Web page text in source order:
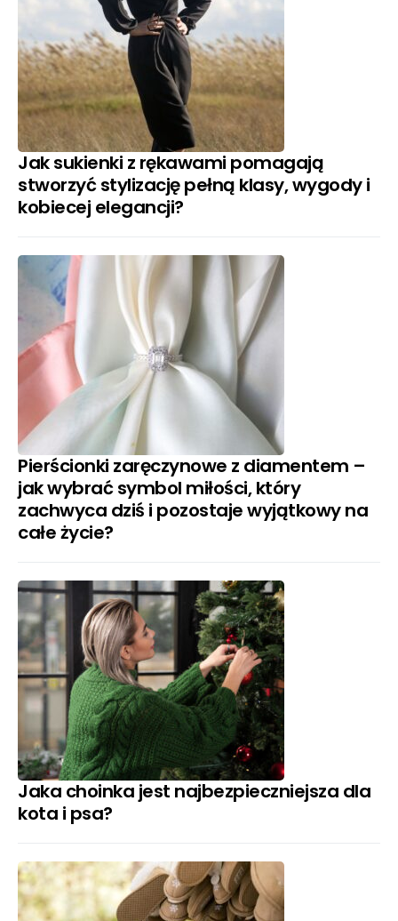
Jak sukienki z rękawami pomagają
stworzyć stylizację pełną klasy, wygody i
kobiecej elegancji?
Pierścionki zaręczynowe z diamentem –
jak wybrać symbol miłości, który
zachwyca dziś i pozostaje wyjątkowy na
całe życie?
Jaka choinka jest najbezpieczniejsza dla
kota i psa?